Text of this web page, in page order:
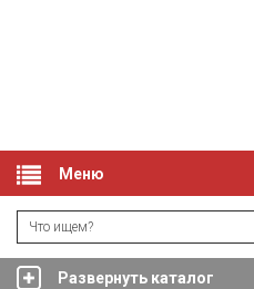
Меню
Развернуть каталог